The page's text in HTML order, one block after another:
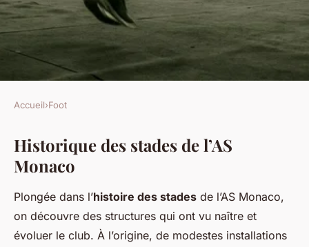
Les stades de l'AS Monaco :
des lieux mythiques
Logan•27 avril 2025•4 min de lecture
Accueil›Foot
Historique des stades de l’AS
Monaco
Plongée dans l’histoire des stades de l’AS Monaco,
on découvre des structures qui ont vu naître et
évoluer le club. À l’origine, de modestes installations